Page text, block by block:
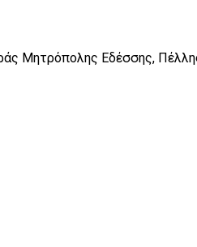
Μητρόπολης Εδέσσης,